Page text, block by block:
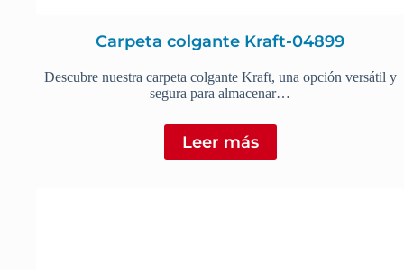
Carpeta colgante Kraft-04899
Descubre nuestra carpeta colgante Kraft, una opción versátil y
segura para almacenar…
Leer más